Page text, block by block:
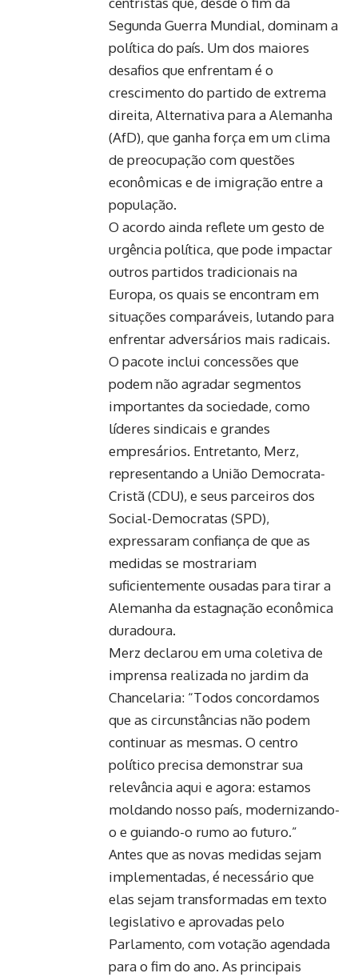
Segunda Guerra Mundial, dominam a
política do país. Um dos maiores
desafios que enfrentam é o
crescimento do partido de extrema
direita, Alternativa para a Alemanha
(AfD), que ganha força em um clima
de preocupação com questões
econômicas e de imigração entre a
população.
O acordo ainda reflete um gesto de
urgência política, que pode impactar
outros partidos tradicionais na
Europa, os quais se encontram em
situações comparáveis, lutando para
enfrentar adversários mais radicais.
O pacote inclui concessões que
podem não agradar segmentos
importantes da sociedade, como
líderes sindicais e grandes
empresários. Entretanto, Merz,
representando a União Democrata-
Cristã (CDU), e seus parceiros dos
Social-Democratas (SPD),
expressaram confiança de que as
medidas se mostrariam
suficientemente ousadas para tirar a
Alemanha da estagnação econômica
duradoura.
Merz declarou em uma coletiva de
imprensa realizada no jardim da
Chancelaria: “Todos concordamos
que as circunstâncias não podem
continuar as mesmas. O centro
político precisa demonstrar sua
relevância aqui e agora: estamos
moldando nosso país, modernizando-
o e guiando-o rumo ao futuro.”
Antes que as novas medidas sejam
implementadas, é necessário que
elas sejam transformadas em texto
legislativo e aprovadas pelo
Parlamento, com votação agendada
para o fim do ano. As principais